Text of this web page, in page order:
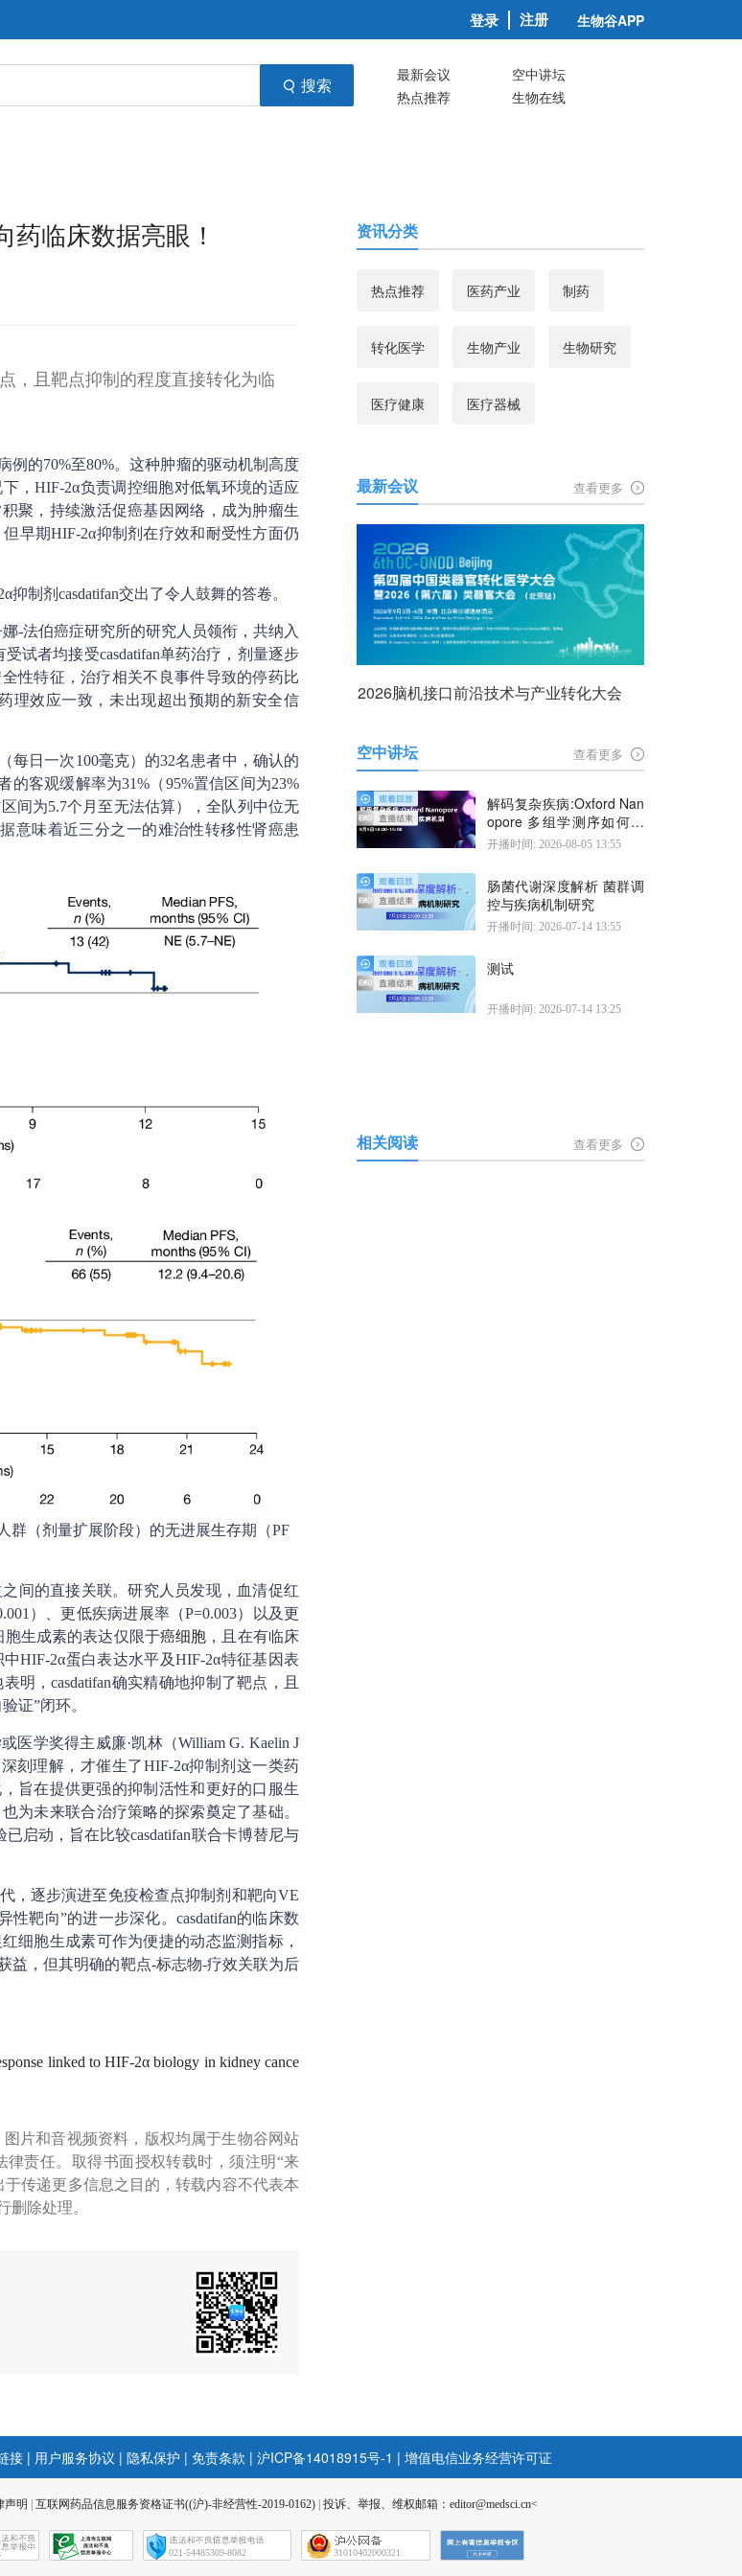
登录 注册 生物谷APP
搜索 最新会议
空中讲坛
热点推荐
生物在线
药临床数据亮眼！
，且靶点抑制的程度直接转化为临
例的70%至80%。这种肿瘤的驱动机制高度
，HIF-2α负责调控细胞对低氧环境的适应
聚，持续激活促癌基因网络，成为肿瘤生
早期HIF-2α抑制剂在疗效和耐受性方面仍
制剂casdatifan交出了令人鼓舞的答卷。
-法伯癌症研究所的研究人员领衔，共纳入
试者均接受casdatifan单药治疗，剂量逐步
性特征，治疗相关不良事件导致的停药比
理效应一致，未出现超出预期的新安全信
每日一次100毫克）的32名患者中，确认的
的客观缓解率为31%（95%置信区间为23%
间为5.7个月至无法估算），全队列中位无
意味着近三分之一的难治性转移性肾癌患
群（剂量扩展阶段）的无进展生存期（PF
间的直接关联。研究人员发现，血清促红
）、更低疾病进展率（P=0.003）以及更
胞生成素的表达仅限于癌细胞 ，且在有临床
HIF-2α蛋白表达水平及HIF-2α特征基因表
明，casdatifan确实精确地抑制了靶点，且
证”闭环。
医学奖得主威廉·凯林（William G. Kaelin J
刻理解，才催生了HIF-2α抑制剂这一类药
旨在提供更强的抑制活性和更好的口服生
为未来联合治疗策略的探索奠定了基础。
启动，旨在比较casdatifan联合卡博替尼与
，逐步演进至免疫检查点抑制剂和靶向VE
靶向”的进一步深化。casdatifan的临床数
细胞生成素可作为便捷的动态监测指标，
益，但其明确的靶点-标志物-疗效关联为后
linked to HIF-2α biology in kidney cance
图片和音视频资料，版权均属于生物谷网站
责任。取得书面授权转载时，须注明“来
传递更多信息之目的，转载内容不代表本
删除处理。
资讯分类
热点推荐 医药产业 制药
转化医学 生物产业 生物研究
医疗健康 医疗器械
最新会议 查看更多
2026脑机接口前沿技术与产业转化大会
空中讲坛 查看更多
解码复杂疾病:Oxford Nan
opore 多组学测序如何揭
示疾病机制
开播时间: 2026-08-05 13:55
肠菌代谢深度解析 菌群调
控与疾病机制研究
开播时间: 2026-07-14 13:55
测试
开播时间: 2026-07-14 13:25
相关阅读 查看更多
接 | 用户服务协议 | 隐私保护 | 免责条款 | 沪ICP备14018915号-1 | 增值电信业务经营许可证
声明 | 互联网药品信息服务资格证书((沪)-非经营性-2019-0162) | 投诉、举报、维权邮箱：editor@medsci.cn<
021-54485309-8082 31010402000321